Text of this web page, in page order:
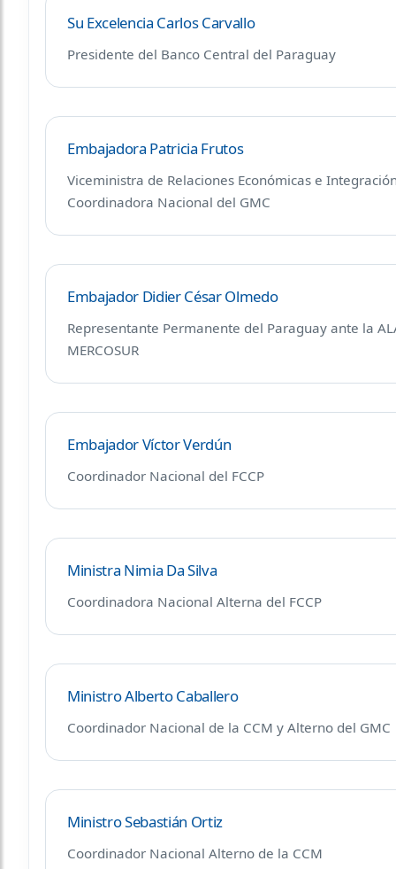
Su Excelencia Carlos Carvallo
Presidente del Banco Central del Paraguay
Embajadora Patricia Frutos
Viceministra de Relaciones Económicas e
Coordinadora Nacional del GMC
Embajador Didier César Olmedo
Representante Permanente del Paraguay ante la
MERCOSUR
Embajador Víctor Verdún
Coordinador Nacional del FCCP
Ministra Nimia Da Silva
Coordinadora Nacional Alterna del FCCP
Ministro Alberto Caballero
Coordinador Nacional de la CCM y Alterno del GMC
Ministro Sebastián Ortiz
Coordinador Nacional Alterno de la CCM